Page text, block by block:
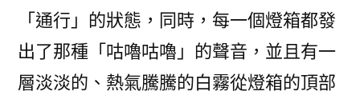
「通行」的狀態，同時，每一個燈箱都發
出了那種「咕嚕咕嚕」的聲音，並且有一
層淡淡的、熱氣騰騰的白霧從燈箱的頂部